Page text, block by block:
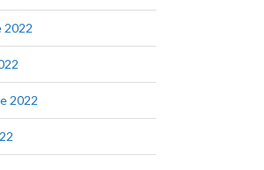
2022
2022